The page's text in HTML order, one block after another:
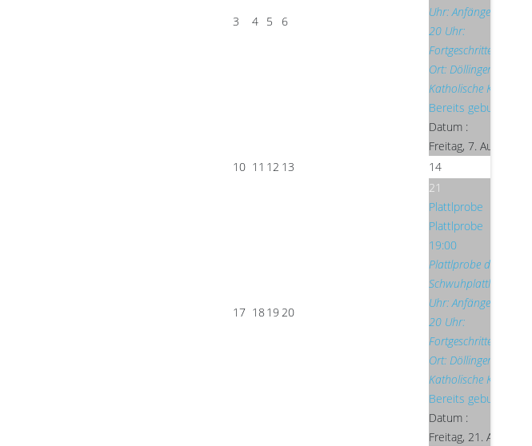
3 4 5 6
Uhr: Anfängerprobe
20 Uhr:
Ort: Döllinger-Saal,
Katholische Kirche St.
Bereits gebucht: 1
Datum :
Freitag, 7. August
10 11 12 13 14
17 18 19 20
21
Plattlprobe
Plattlprobe
19:00
Plattlprobe der
Schwuhplattler Ab 19
Uhr: Anfängerprobe
20 Uhr:
Ort: Döllinger-Saal,
Katholische Kirche St.
Bereits gebucht: 1
Datum :
Freitag, 21. August